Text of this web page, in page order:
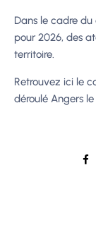
Dans le cadre
pour 2026, des
territoire.
Retrouvez ici le
déroulé Angers